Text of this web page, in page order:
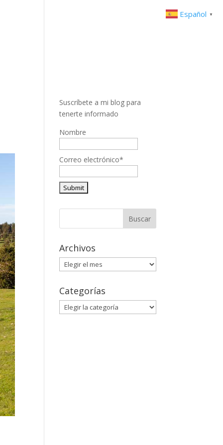
Suscríbete a mi blog para
tenerte informado
Nombre
Correo electrónico*
Archivos
Archivos
Categorías
Categorías
Español ▼